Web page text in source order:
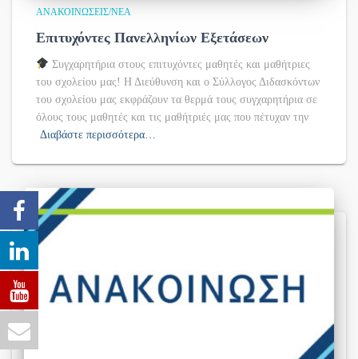
ΑΝΑΚΟΙΝΏΣΕΙΣ/ΝΈΑ
Επιτυχόντες Πανελληνίων Εξετάσεων
Συγχαρητήρια στους επιτυχόντες μαθητές και μαθήτριες
του σχολείου μας! Η Διεύθυνση και ο Σύλλογος Διδασκόντων
του σχολείου μας εκφράζουν τα θερμά τους συγχαρητήρια σε
όλους τους μαθητές και τις μαθήτριές μας που πέτυχαν την
Διαβάστε περισσότερα…